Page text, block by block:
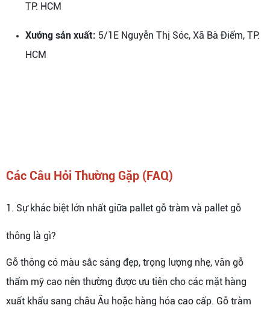
TP. HCM
Xưởng sản xuất: 5/1E Nguyễn Thị Sóc, Xã Bà Điểm, TP.
HCM
Các Câu Hỏi Thường Gặp (FAQ)
1. Sự khác biệt lớn nhất giữa pallet gỗ tràm và pallet gỗ
thông là gì?
Gỗ thông có màu sắc sáng đẹp, trọng lượng nhẹ, vân gỗ
thẩm mỹ cao nên thường được ưu tiên cho các mặt hàng
xuất khẩu sang châu Âu hoặc hàng hóa cao cấp. Gỗ tràm